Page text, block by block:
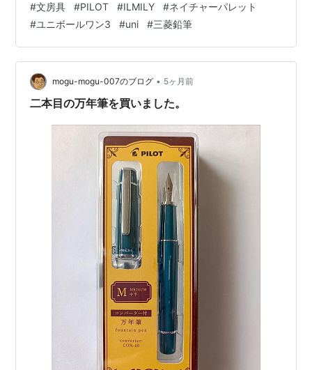
3/18には売り場に足を運ぶことができず、3/19に金沢駅
至近のフォーラスという商業ビルにあるLoFtに足を運ん
だ。すると一番欲しいと思っていた「夜空さんぽ」が売
り切れていて、残念に思いながら「あめもよう」を購
入。 グレーがかったブルーの「あめもよう」は非…
#文房具 #PILOT #ILMILY #ネイチャーパレット
#ユニボールワン3 #uni #三菱鉛筆
mogu-mogu-007のブログ • 5ヶ月前
二本目の万年筆を買いました。